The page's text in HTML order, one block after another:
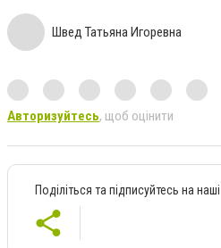
Швед Татьяна Игоревна
Авторизуйтесь, щоб оцінити
Поділіться та підписуйтесь на